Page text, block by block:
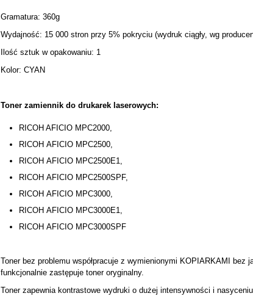
Gramatura: 360g
Wydajność: 15 000 stron przy 5% pokryciu (wydruk ciągły, wg
Ilość sztuk w opakowaniu: 1
Kolor: CYAN
Toner zamiennik do drukarek laserowych:
RICOH AFICIO MPC2000,
RICOH AFICIO MPC2500,
RICOH AFICIO MPC2500E1,
RICOH AFICIO MPC2500SPF,
RICOH AFICIO MPC3000,
RICOH AFICIO MPC3000E1,
RICOH AFICIO MPC3000SPF
Toner bez problemu współpracuje z wymienionymi KOPIARKAMI bez
funkcjonalnie zastępuje toner oryginalny.
Toner zapewnia kontrastowe wydruki o dużej intensywności i